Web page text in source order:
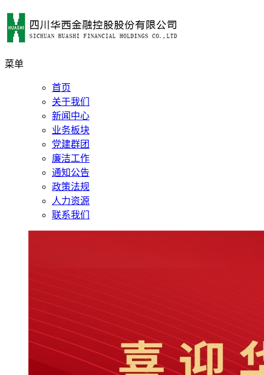
菜单
首页
关于我们
新闻中心
业务板块
党建群团
廉洁工作
通知公告
政策法规
人力资源
联系我们